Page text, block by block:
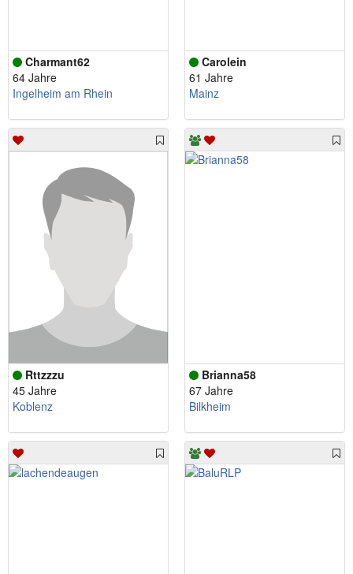
Charmant62
64 Jahre
Ingelheim am Rhein
Carolein
61 Jahre
Mainz
Rttzzzu
45 Jahre
Koblenz
Brianna58
67 Jahre
Bilkheim